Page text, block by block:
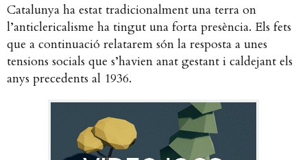
Catalunya ha estat tradicionalment una terra on
l’anticlericalisme ha tingut una forta presència. Els fets
que a continuació relatarem són la resposta a unes
tensions socials que s’havien anat gestant i caldejant els
anys precedents al 1936.